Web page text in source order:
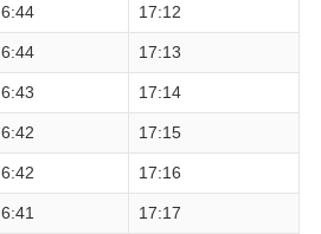
6:44 17:12
6:44 17:13
6:43 17:14
6:42 17:15
6:42 17:16
6:41 17:17